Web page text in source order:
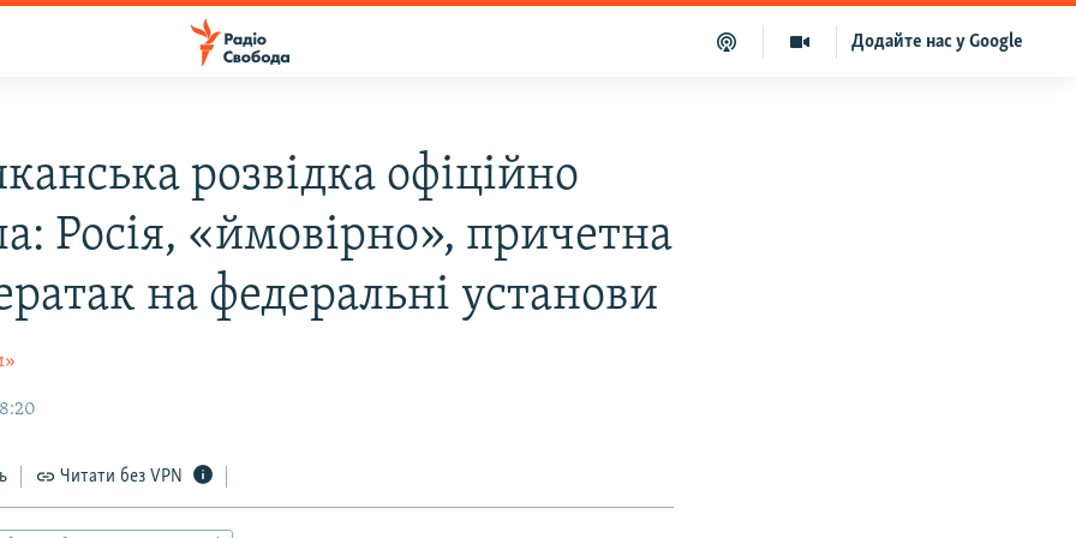
Додайте нас у Google
розвідка офіційно
Росія, «ймовірно», причетна
на федеральні установи
Читати без VPN